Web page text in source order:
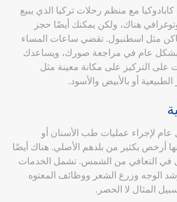
مع منظم رحلات تركيا الذي يبيع
هناك، ولكن يمكنك أيضًا حجز
مثل اسطنبول. تقضي ساعات المساء
بشكل عام في مراجعة صورك، ويساعدك
التركيز على مكانة معينة مثل
أو بالأبيض والأسود.
عام لإجراء عمليات طب الأسنان أو
أرخص بكثير من بلدهم الأصلي. هناك أيضًا
في التعافي من الشمس. تشمل الخدمات
الوجه وزرع الشعر ووظائف المعتوه
المثال لا الحصر.